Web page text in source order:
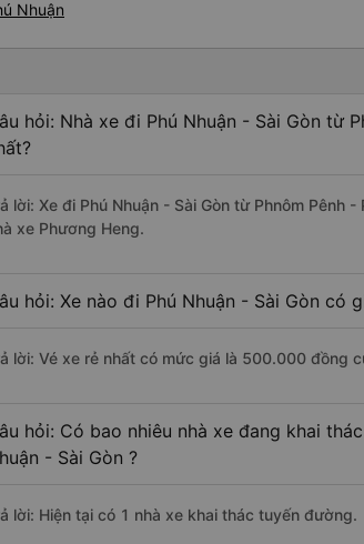
Nhuận
hỏi: Nhà xe đi Phú Nhuận - Sài Gòn từ
lời: Xe đi Phú Nhuận - Sài Gòn từ Phnôm
xe Phương Heng.
hỏi: Xe nào đi Phú Nhuận - Sài Gòn có
lời: Vé xe rẻ nhất có mức giá là 500.000 đồng
hỏi: Có bao nhiêu nhà xe đang khai
- Sài Gòn ?
lời: Hiện tại có 1 nhà xe khai thác tuyến đường.